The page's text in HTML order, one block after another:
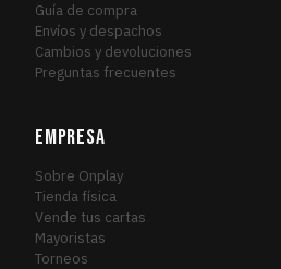
Guía de compra
Envíos y despachos
Cambios y devoluciones
Preguntas frecuentes
EMPRESA
Sobre Onplay
Tienda física
Vende tus cartas
Mayoristas
Torneos